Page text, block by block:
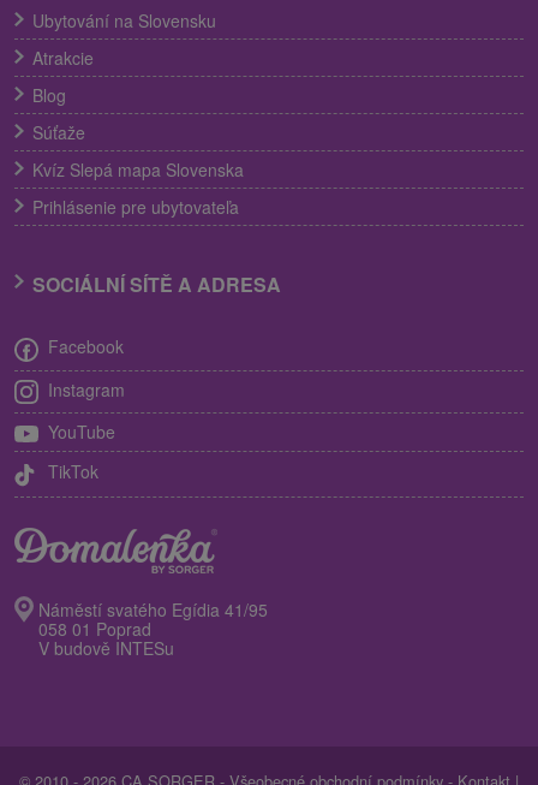
Ubytování na Slovensku
Atrakcie
Blog
Súťaže
Kvíz Slepá mapa Slovenska
Prihlásenie pre ubytovateľa
SOCIÁLNÍ SÍTĚ A ADRESA
Facebook
Instagram
YouTube
TikTok
Náměstí svatého Egídia 41/95
058 01 Poprad
V budově INTESu